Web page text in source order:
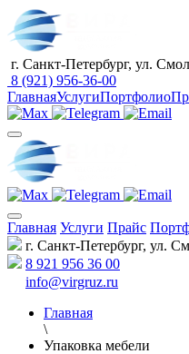
г. Санкт-Петербург, ул.
8 (921) 956-36-00
ГлавнаяУслугиПортфолио
Главная Услуги Прайс
г. Санкт-Петербург, ул.
8 921 956 36 00
info@virgruz.ru
Главная
\
Упаковка мебели